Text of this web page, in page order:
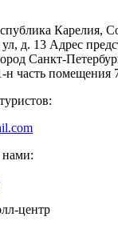
Карелия,
д. 13 Адрес
Санкт-
часть помещения
нами:
центр